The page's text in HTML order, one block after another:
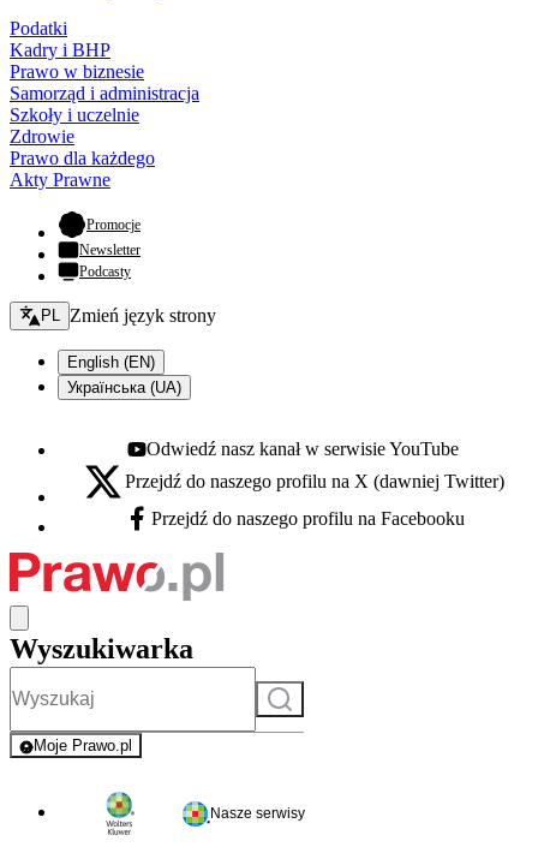
Podatki
Kadry i BHP
Prawo w biznesie
Samorząd i administracja
Szkoły i uczelnie
Zdrowie
Prawo dla każdego
Akty Prawne
Promocje- otwiera się w nowej karcie
Newsletter
Podcasty
Zmień język - bieżący:
PL Zmień język strony
English (EN)
Українська (UA)
Youtube - otwiera się w nowej karcie
Odwiedź nasz kanał w serwisie YouTube
X - otwiera się w nowej karcie
Przejdź do naszego profilu na X (dawniej Twitter)
Facebook - otwiera się w nowej karcie
Przejdź do naszego profilu na Facebooku
Wyszukiwarka
Szukaj
Moje Prawo.pl
- rejestracja i logowanie do serwisu
Nasze serwisy